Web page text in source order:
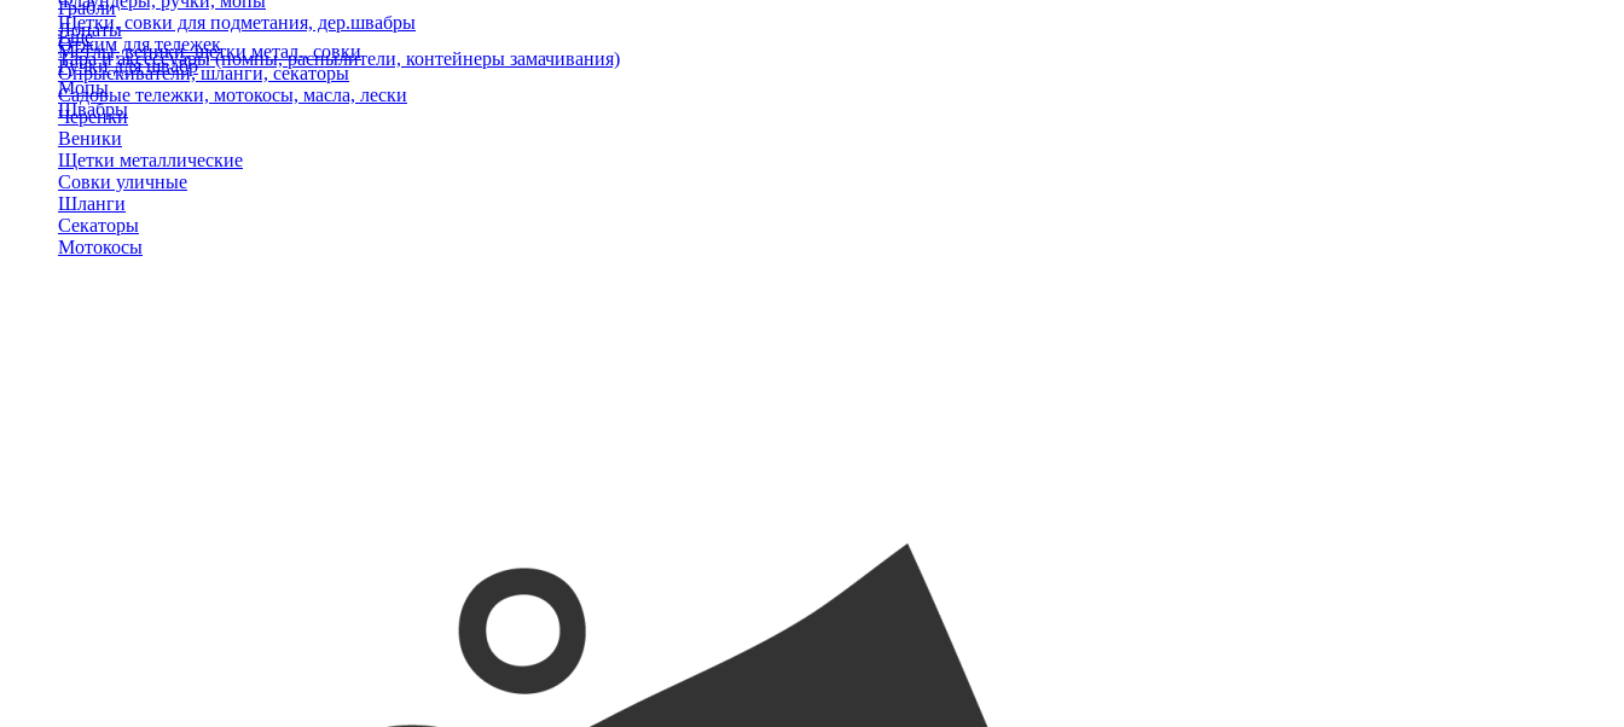
Щетки, совки для подметания, дер.швабры
Отжим для тележек
Ручки для швабр
Мопы
Швабры
Грабли
Лопаты
Метлы, веники, щетки метал., совки
Опрыскиватели, шланги, секаторы
Садовые тележки, мотокосы, масла, лески
Черенки
Веники
Щетки металлические
Совки уличные
Шланги
Секаторы
Мотокосы
Еще
Тара и аксессуары (помпы, распылители, контейнеры замачивания)